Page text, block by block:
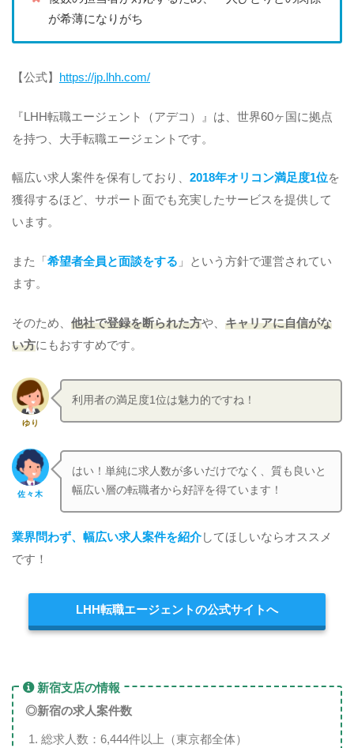
が希薄になりがち
【公式】 https://jp.lhh.com/
『LHH転職エージェント（アデコ）』は、世界60ヶ国に拠点
を持つ、大手転職エージェントです。
幅広い求人案件を保有しており、 2018年オリコン満足度1位を
獲得するほど、サポート面でも充実したサービスを提供して
います。
また「 希望者全員と面談をする 」という方針で運営されてい
ます。
そのため、 他社で登録を断られた方や、 キャリアに自信がな
い方にもおすすめです。
ゆり
利用者の満足度1位は魅力的ですね！
佐々木
はい！単純に求人数が多いだけでなく、質も良いと
幅広い層の転職者から好評を得ています！
業界問わず、幅広い求人案件を紹介してほしいならオススメ
です！
LHH転職エージェントの公式サイトへ
新宿支店の情報
◎新宿の求人案件数
総求人数：6,444件以上（東京都全体）